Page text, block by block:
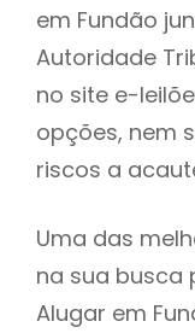
em Fundão
Autoridade
no site e-
opções, nem
riscos a
Uma das
na sua busca
Alugar em